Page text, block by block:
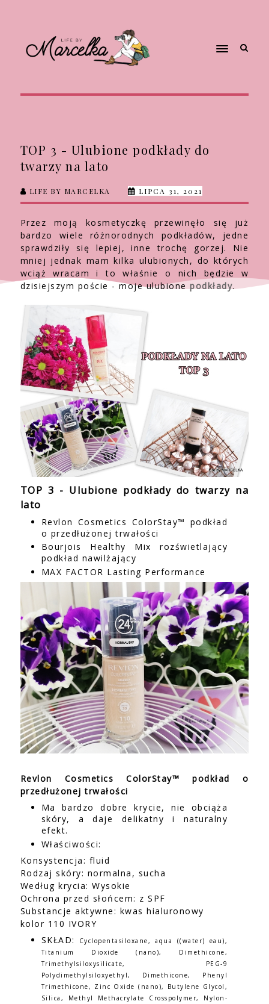
TOP 3 - Ulubione podkłady do
twarzy na lato
LIFE BY MARCELKA LIPCA 31, 2021
Przez moją kosmetyczkę przewinęło się już
bardzo wiele różnorodnych podkładów, jedne
sprawdziły się lepiej, inne trochę gorzej. Nie
mniej jednak mam kilka ulubionych, do których
wciąż wracam i to właśnie o nich będzie w
dzisiejszym poście - moje ulubionepodkłady.
TOP 3 - Ulubione podkłady do twarzy na
lato
Revlon Cosmetics ColorStay™ podkład
o przedłużonej trwałości
Bourjois Healthy Mix rozświetlający
podkład nawilżający
MAX FACTOR Lasting Performance
Revlon Cosmetics ColorStay™ podkład o
przedłużonej trwałości
Ma bardzo dobre krycie, nie obciąża
skóry, a daje delikatny i naturalny
efekt.
Właściwości:
Konsystencja: fluid
Rodzaj skóry: normalna, sucha
Według krycia: Wysokie
Ochrona przed słońcem: z SPF
Substancje aktywne: kwas hialuronowy
kolor 110 IVORY
SKŁAD:
Cyclopentasiloxane, aqua ((water) eau),
Titanium Dioxide (nano), Dimethicone,
Trimethylsiloxysilicate, PEG-9
Polydimethylsiloxyethyl, Dimethicone, Phenyl
Trimethicone, Zinc Oxide (nano), Butylene Glycol,
Silica, Methyl Methacrylate Crosspolymer, Nylon-